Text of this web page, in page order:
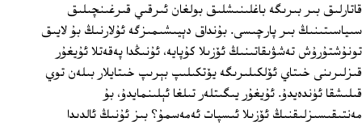
قاتارلىق بىر بىرىگە باغلىنىشلىق بولغان ئىرقىي قىرغىنچىلىق
سىياسىتىنىڭ بىر پارچىسى. بۇنداق دېيىشىمىزگە ئۇلارنىڭ بۇ لايىق
تونۇشتۇرۇش تەشۋىقاتىنىڭ ئۆزىلا كۇپايە، ئۇنىڭدا پەقەتلا ئۇيغۇر
قىزلىرىنى خىتاي ئۆلكىلىرىگە يۆتكىلىپ بېرىپ خىتايلار بىلەن توي
قىلىشقا ئۈندەيدۇ. ئۇيغۇر يىگىتلەر تىلغا ئېلىنمايدۇ، بۇ
مەنتىقىسىزلىقنىڭ ئۆزىلا ئىسپات ئەمەسمۇ؟ بىز ئۇنىڭ ئالدىدا